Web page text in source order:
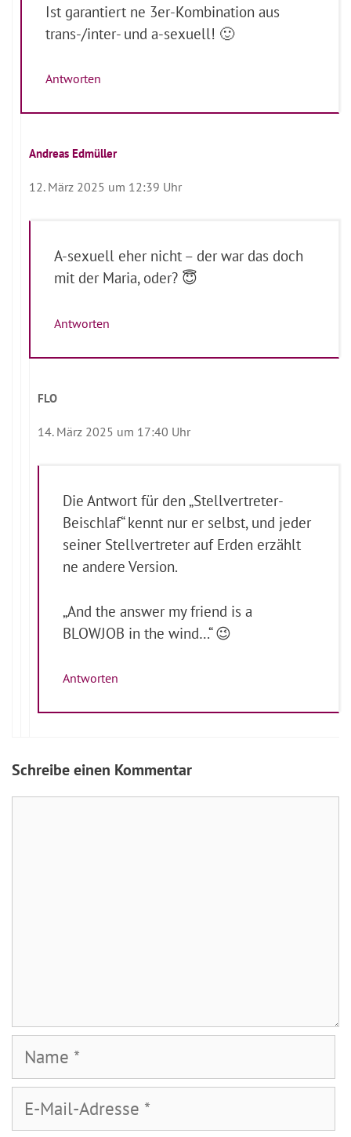
Ist garantiert ne 3er-Kombination aus
trans-/inter- und a-sexuell! 🙂
Antworten
Andreas Edmüller
12. März 2025 um 12:39 Uhr
A-sexuell eher nicht – der war das doch
mit der Maria, oder? 😇
Antworten
FLO
14. März 2025 um 17:40 Uhr
Die Antwort für den „Stellvertreter-
Beischlaf“ kennt nur er selbst, und jeder
seiner Stellvertreter auf Erden erzählt
ne andere Version.
„And the answer my friend is a
BLOWJOB in the wind…“ 😉
Antworten
Schreibe einen Kommentar
Mail-